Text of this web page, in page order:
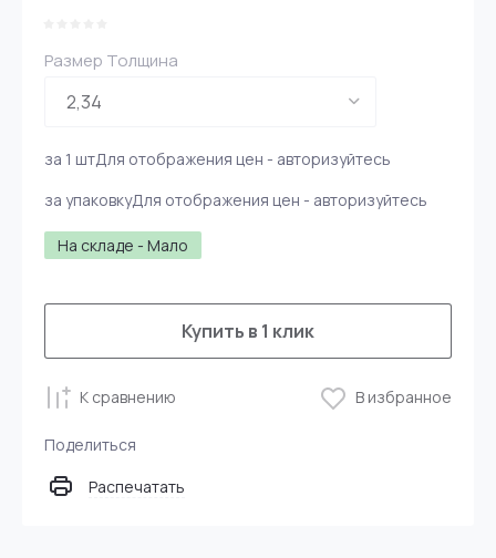
Размер Толщина
На складе - Мало
за 1 штДля отображения цен - авторизуйтесь
за упаковкуДля отображения цен - авторизуйтесь
Купить в 1 клик
К сравнению В избранное
Поделиться
Распечатать